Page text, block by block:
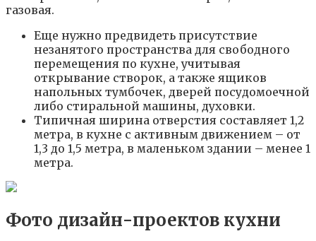
газовая.
Еще нужно предвидеть присутствие
незанятого пространства для свободного
перемещения по кухне, учитывая
открывание створок, а также ящиков
напольных тумбочек, дверей посудомоечной
либо стиральной машины, духовки.
Типичная ширина отверстия составляет 1,2
метра, в кухне с активным движением – от
1,3 до 1,5 метра, в маленьком здании – менее 1
метра.
Фото дизайн-проектов кухни